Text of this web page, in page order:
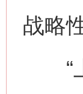
战略
“上